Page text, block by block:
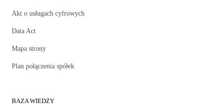
Akt o usługach cyfrowych
Data Act
Mapa strony
Plan połączenia spółek
BAZA WIEDZY